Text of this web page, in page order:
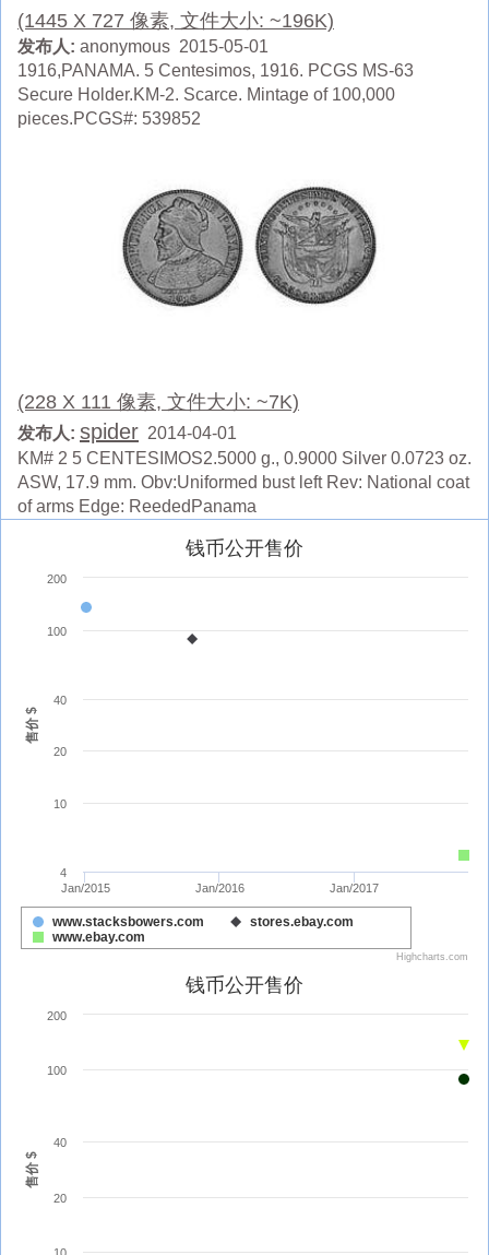
(1445 X 727 像素, 文件大小: ~196K)
发布人: anonymous 2015-05-01
1916,PANAMA. 5 Centesimos, 1916. PCGS MS-63
Secure Holder.KM-2. Scarce. Mintage of 100,000
pieces.PCGS#: 539852
(228 X 111 像素, 文件大小: ~7K)
发布人: spider 2014-04-01
KM# 2 5 CENTESIMOS2.5000 g., 0.9000 Silver 0.0723 oz.
ASW, 17.9 mm. Obv:Uniformed bust left Rev: National coat
of arms Edge: ReededPanama